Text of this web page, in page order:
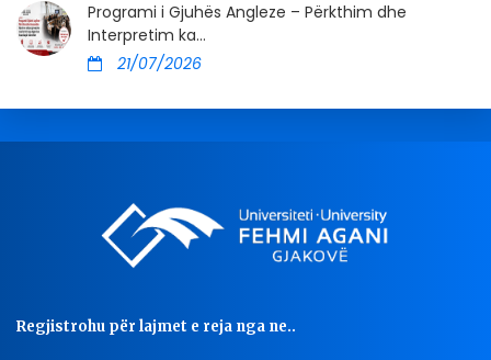
Programi i Gjuhës Angleze – Përkthim dhe
Interpretim ka...
21/07/2026
Regjistrohu për lajmet e reja nga ne..